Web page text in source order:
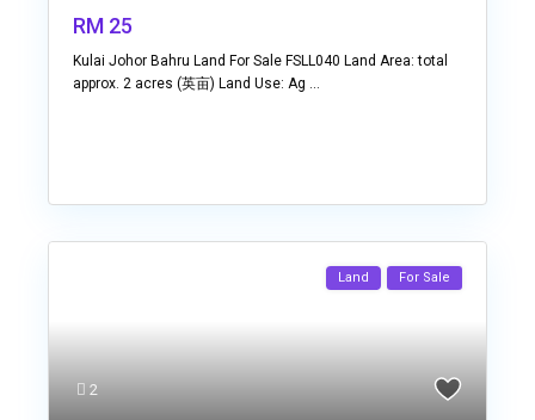
RM 25
Kulai Johor Bahru Land For Sale FSLL040 Land Area: total
approx. 2 acres (英亩) Land Use: Ag
2
Land For Sale